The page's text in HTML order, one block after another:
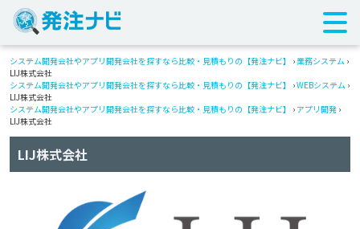
システム開発会社やアプリ開発会社を探すなら比較・見積もりの【発注ナビ】 › 業務システム ›
LIJ株式会社
システム開発会社やアプリ開発会社を探すなら比較・見積もりの【発注ナビ】
›WEBシステム ›
LIJ株式会社
システム開発会社やアプリ開発会社を探すなら比較・見積もりの【発注ナビ】
› アプリ開発 ›
LIJ株式会社
LIJ株式会社